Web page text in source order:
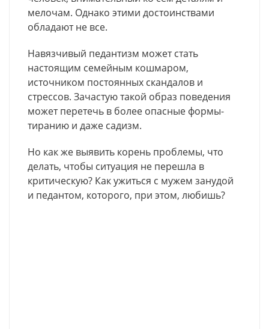
мелочам. Однако этими достоинствами
обладают не все.
Навязчивый педантизм может стать
настоящим семейным кошмаром,
источником постоянных скандалов и
стрессов. Зачастую такой образ поведения
может перетечь в более опасные формы-
тиранию и даже садизм.
Но как же выявить корень проблемы, что
делать, чтобы ситуация не перешла в
критическую? Как ужиться с мужем занудой
и педантом, которого, при этом, любишь?